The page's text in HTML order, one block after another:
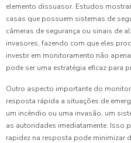
elemento dissuasor. Estudos
casas que possuem sistemas de
câmeras de segurança ou sinais de
invasores, fazendo com que eles
investir em monitoramento não
pode ser uma estratégia eficaz para
Outro aspecto importante do
resposta rápida a situações de
um incêndio ou uma invasão, um
as autoridades imediatamente. Isso
rapidez na resposta pode minimizar